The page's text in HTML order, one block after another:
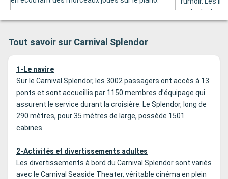
piste de
Tout savoir sur Carnival Splendor
1-Le navire
Sur le Carnival Splendor, les 3002 passagers ont accès à 13
ponts et sont accueillis par 1150 membres d’équipage qui
assurent le service durant la croisière. Le Splendor, long de
290 mètres, pour 35 mètres de large, possède 1501
cabines.
2-Activités et divertissements adultes
Les divertissements à bord du Carnival Splendor sont variés
avec le Carnival Seaside Theater, véritable cinéma en plein